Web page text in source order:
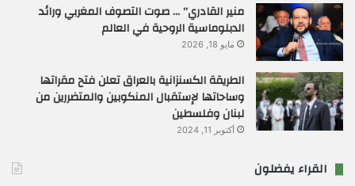
منير القادري” … صوت التصوف المغربي ورائد
الدبلوماسية الروحية في العالم
مايو 18, 2026
الطريقة الكسنزانية بالعراق تعلن فتح مقراتها
وساحاتها لإستقبال المنكوبين والمتضررين من
لبنان وفلسطين
أكتوبر 11, 2024
القراء يفضلون